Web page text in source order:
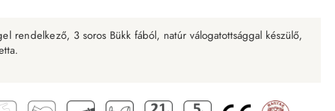
rendelkező, 3 soros Bükk fából, natúr válogatottsággal készülő,